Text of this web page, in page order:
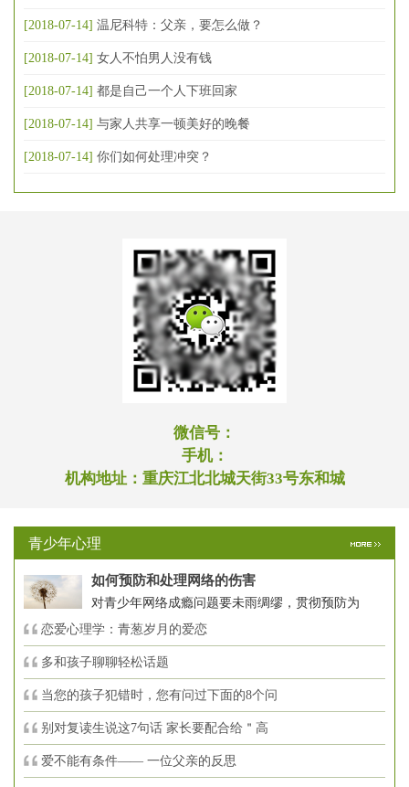
[2018-07-14] 温尼科特：父亲，要怎么做？
[2018-07-14] 女人不怕男人没有钱
[2018-07-14] 都是自己一个人下班回家
[2018-07-14] 与家人共享一顿美好的晚餐
[2018-07-14] 你们如何处理冲突？
微信号：
手机：
机构地址： 重庆江北北城天街33号东和城
青少年心理
如何预防和处理网络的伤害
对青少年网络成瘾问题要未雨绸缪，贯彻预防为
恋爱心理学：青葱岁月的爱恋
多和孩子聊聊轻松话题
当您的孩子犯错时，您有问过下面的8个问
别对复读生说这7句话 家长要配合给＂高
爱不能有条件—— 一位父亲的反思